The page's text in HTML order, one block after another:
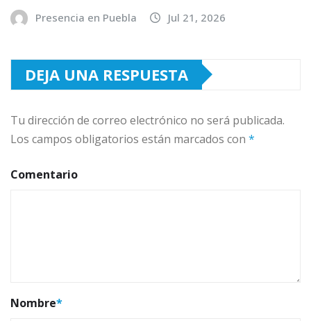
Presencia en Puebla Jul 21, 2026
DEJA UNA RESPUESTA
Tu dirección de correo electrónico no será publicada.
Los campos obligatorios están marcados con *
Comentario
Nombre*